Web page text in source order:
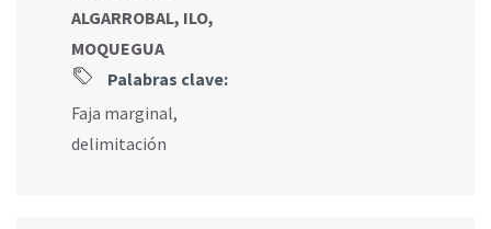
ALGARROBAL, ILO,
MOQUEGUA
Palabras clave:
Faja marginal,
delimitación